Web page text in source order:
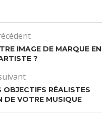
IMAGE DE MARQUE EN
?
OBJECTIFS RÉALISTES
DE VOTRE MUSIQUE